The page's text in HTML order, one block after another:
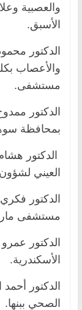
والعصبية
الأسبق.
الدكتور
والأعصاب
مستشفى.
الدكتور
بمحافظة
الدكتور
العيني
الدكتور
مستشفى
الدكتور
الأسكندرية.
الدكتور أحمد
الصحي ببنها.